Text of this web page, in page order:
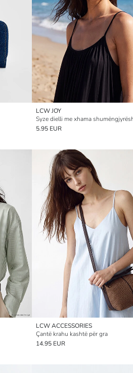
LCW JOY
5.95 EUR
LCW ACCESSORIES
Çantë krahu kashtë për gra
14.95 EUR